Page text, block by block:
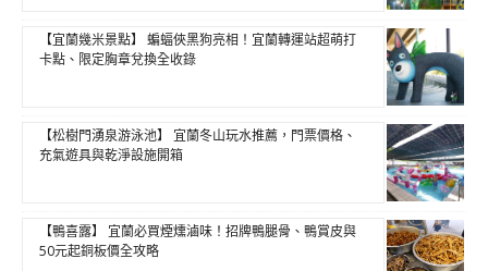
【宜蘭幾米景點】 蝙蝠俠黑狗亮相！宜蘭轉運站超萌打
卡點、限定胸章兌換全收錄
【松樹門湧泉游泳池】 宜蘭冬山玩水推薦，門票價格、
充氣遊具與乾淨設施開箱
【鴨喜露】 宜蘭必買煙燻滷味！招牌鴨腿骨、鴨賞皮與
50元起銅板價全攻略